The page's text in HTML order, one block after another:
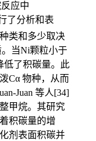
应中
了分析和表
类和多少取决
当Ni颗粒小于
低了积碳量。此
Cα 物种，从而
Juan 等人[34]
甲烷。其研究
积碳量的增
剂表面积碳并